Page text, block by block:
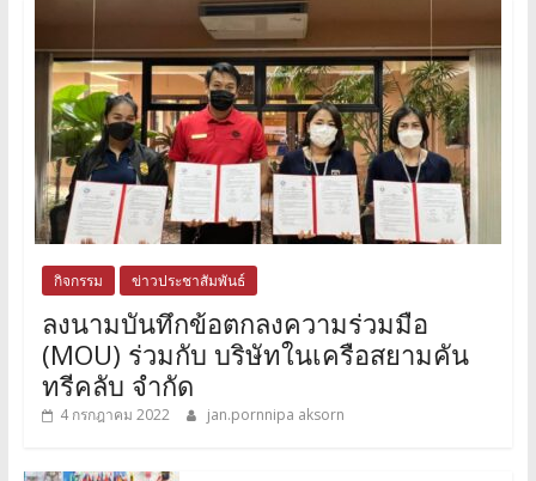
กิจกรรม ข่าวประชาสัมพันธ์
ลงนามบันทึกข้อตกลงความร่วมมือ
(MOU) ร่วมกับ บริษัทในเครือสยามคัน
ทรีคลับ จำกัด
4 กรกฎาคม 2022 jan.pornnipa aksorn